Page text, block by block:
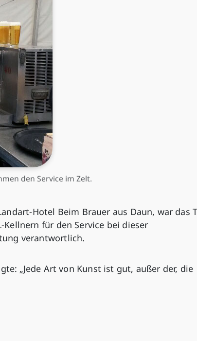
den Service im Zelt.
Hotel Beim Brauer aus Daun, war das
für den Service bei dieser
verantwortlich.
„Jede Art von Kunst ist gut, außer der, die